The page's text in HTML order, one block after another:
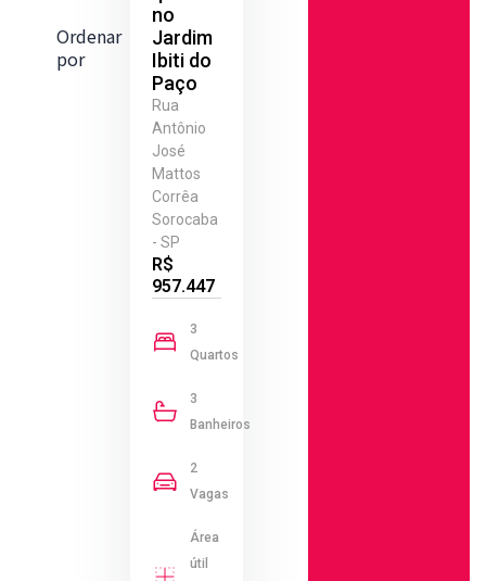
Ordenar
por
no
Jardim
Ibiti do
Paço
Rua
Antônio
José
Mattos
Corrêa
Sorocaba
- SP
R$
957.447
3
Quartos
3
Banheiros
2
Vagas
Área
útil